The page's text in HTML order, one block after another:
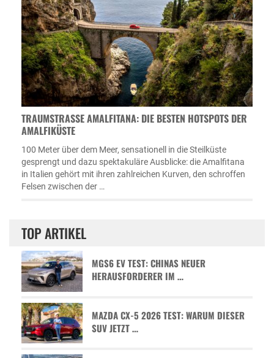
TRAUMSTRASSE AMALFITANA: DIE BESTEN HOTSPOTS DER A
MALFIKÜSTE
100 Meter über dem Meer, sensationell in die Steilküste
gesprengt und dazu spektakuläre Ausblicke: die Amalfitana
in Italien gehört mit ihren zahlreichen Kurven, den schroffen
Felsen zwischen der …
TOP ARTIKEL
MGS6 EV TEST: CHINAS NEUER
HERAUSFORDERER IM …
MAZDA CX-5 2026 TEST: WARUM DIESER
SUV JETZT …